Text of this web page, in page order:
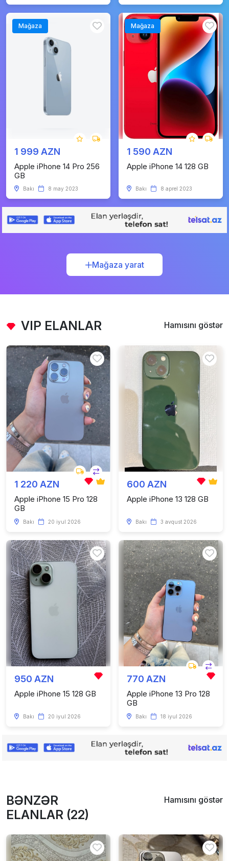
Mağaza
1 999 AZN
Apple iPhone 14 Pro 256
GB
Bakı 8 may 2023
Mağaza
1 590 AZN
Apple iPhone 14 128 GB
Bakı 8 aprel 2023
Mağaza yarat
VIP ELANLAR Hamısını göstər
1 220 AZN
Apple iPhone 15 Pro 128
GB
Bakı 20 iyul 2026
600 AZN
Apple iPhone 13 128 GB
Bakı 3 avqust 2026
950 AZN
Apple iPhone 15 128 GB
Bakı 20 iyul 2026
770 AZN
Apple iPhone 13 Pro 128
GB
Bakı 18 iyul 2026
BƏNZƏR
ELANLAR (22)
Hamısını göstər